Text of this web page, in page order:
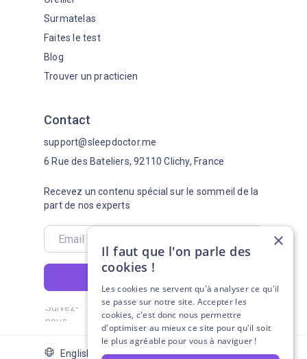
Contact
Surmatelas
Blog
Trouver un practicien
Faites le test
Recevez un contenu spécial sur le sommeil de la
part de nos experts
support@sleepdoctor.me
6 Rue des Bateliers, 92110 Clichy, France
Suivez-
nous
English Version
×
Il faut que l'on parle des
cookies !
Les cookies ne servent qu'à analyser ce qu'il
se passe sur notre site. Accepter les
cookies, c'est donc nous permettre
d'optimiser au mieux ce site pour qu'il soit
le plus agréable pour vous à naviguer !